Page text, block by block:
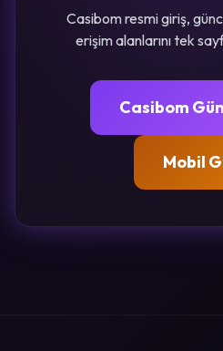
Casibom resmi giriş,
erişim alanlarını tek
Casibom
Mobil